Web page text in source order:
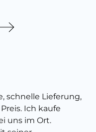
schnelle Lieferung,
Ich kaufe
uns im Ort.